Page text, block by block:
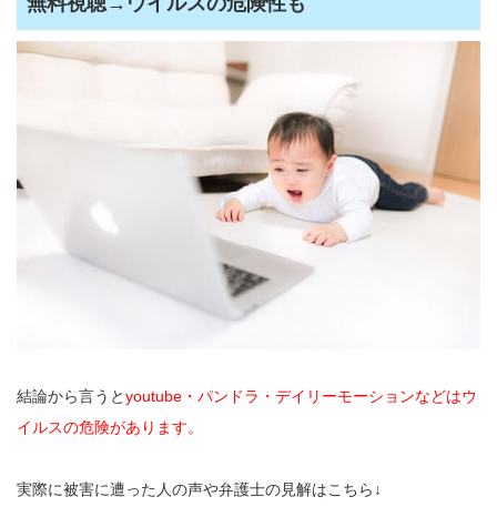
結論から言うとyoutube・パンドラ・デイリーモーションなどはウ
イルスの危険があります。
実際に被害に遭った人の声や弁護士の見解はこちら↓